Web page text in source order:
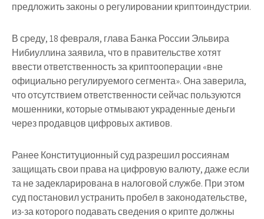
предложить законы о регулировании криптоиндустрии.
В среду, 18 февраля, глава Банка России Эльвира
Нибиуллина заявила, что в правительстве хотят
ввести ответственность за криптооперации «вне
официально регулируемого сегмента». Она заверила,
что отсутствием ответственности сейчас пользуются
мошенники, которые отмывают украденные деньги
через продавцов цифровых активов.
Ранее Конституционный суд разрешил россиянам
защищать свои права на цифровую валюту, даже если
та не задекларирована в налоговой службе. При этом
суд постановил устранить пробел в законодательстве,
из-за которого подавать сведения о крипте должны